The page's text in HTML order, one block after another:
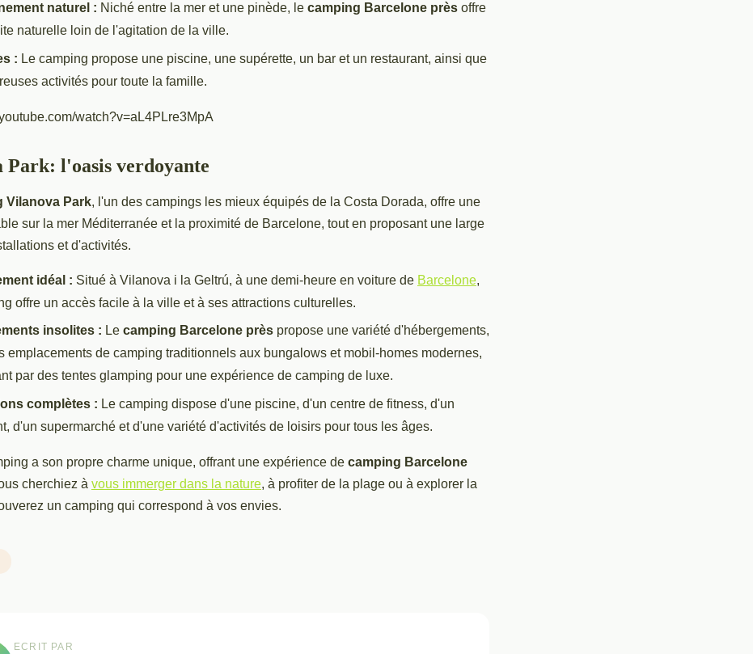
naturel : Niché entre la mer et une pinède, le camping Barcelone près offre
naturelle loin de l'agitation de la ville.
: Le camping propose une piscine, une supérette, un bar et un restaurant, ainsi que
activités pour toute la famille.
watch?v=aL4PLre3MpA
Park: l'oasis verdoyante
Vilanova Park, l'un des campings les mieux équipés de la Costa Dorada, offre une
sur la mer Méditerranée et la proximité de Barcelone, tout en proposant une large
et d'activités.
idéal : Situé à Vilanova i la Geltrú, à une demi-heure en voiture de Barcelone,
offre un accès facile à la ville et à ses attractions culturelles.
insolites : Le camping Barcelone près propose une variété d'hébergements,
emplacements de camping traditionnels aux bungalows et mobil-homes modernes,
par des tentes glamping pour une expérience de camping de luxe.
complètes : Le camping dispose d'une piscine, d'un centre de fitness, d'un
d'un supermarché et d'une variété d'activités de loisirs pour tous les âges.
a son propre charme unique, offrant une expérience de camping Barcelone
cherchiez à vous immerger dans la nature, à profiter de la plage ou à explorer la
un camping qui correspond à vos envies.
ECRIT PAR